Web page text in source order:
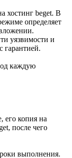
хостинг beget. В
определяет
уязвимости и
гарантией.
каждую
его копия на
после чего
выполнения.